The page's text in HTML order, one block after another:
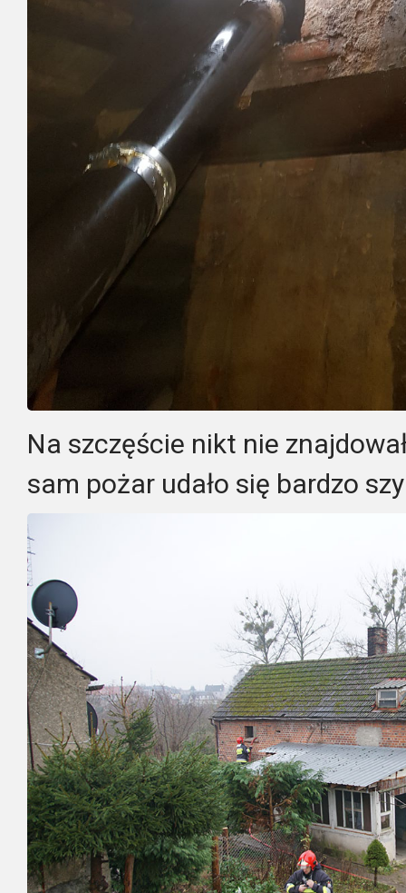
Na szczęście nikt nie
sam pożar udało się bardzo